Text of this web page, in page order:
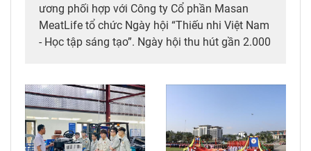
ương phối hợp với Công ty Cổ phần Masan
MeatLife tổ chức Ngày hội “Thiếu nhi Việt Nam
- Học tập sáng tạo”. Ngày hội thu hút gần 2.000
với ca sĩ, nhân vật truyền cảm hứng và các trò
chơi sáng tạo… Đây là ngày hội đầu tiên trong
chuỗi hoạt động của Chương trình được triển
khai trên quy mô toàn quốc chào đón năm học